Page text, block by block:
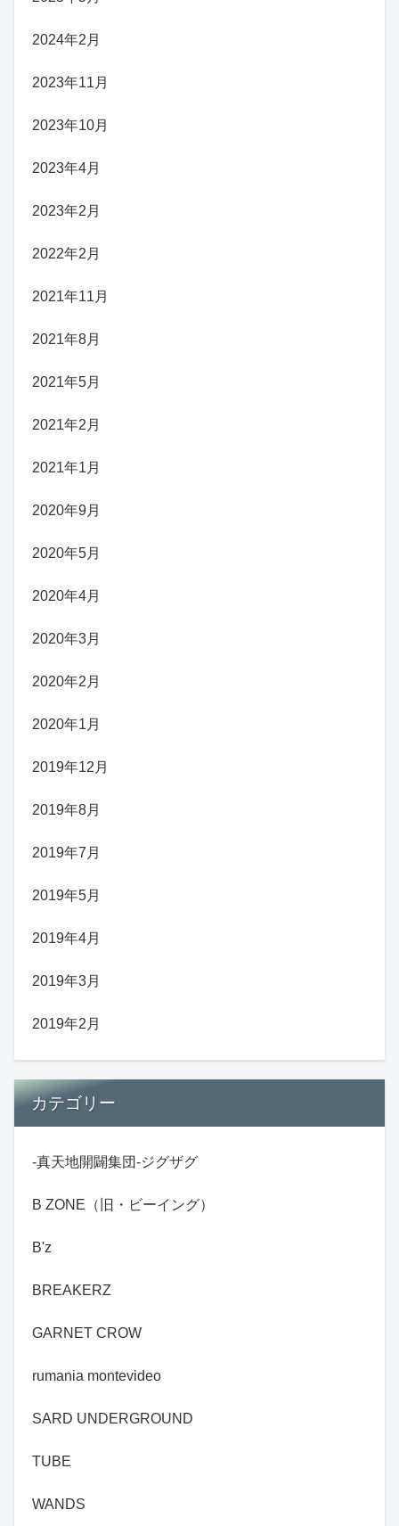
2024年2月
2023年11月
2023年10月
2023年4月
2023年2月
2022年2月
2021年11月
2021年8月
2021年5月
2021年2月
2021年1月
2020年9月
2020年5月
2020年4月
2020年3月
2020年2月
2020年1月
2019年12月
2019年8月
2019年7月
2019年5月
2019年4月
2019年3月
2019年2月
カテゴリー
-真天地開闢集団-ジグザグ
B ZONE（旧・ビーイング）
B'z
BREAKERZ
GARNET CROW
rumania montevideo
SARD UNDERGROUND
TUBE
WANDS